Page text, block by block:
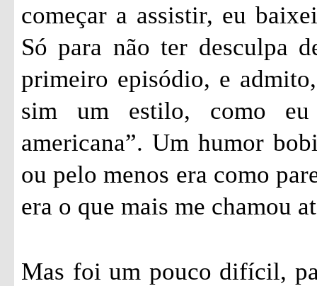
começar a assistir, eu
Só para não ter desculpa
primeiro episódio, e
sim um estilo, como eu
americana”. Um humor
ou pelo menos era como
era o que mais me chamou
Mas foi um pouco difícil,